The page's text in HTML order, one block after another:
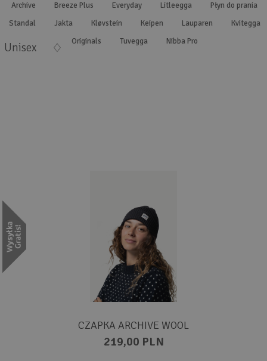
Archive
Breeze Plus Everyday Litleegga
Płyn do prania
Standal
Jakta Kløvstein Keipen Lauparen
Kvitegga
Originals
Tuvegga Nibba Pro
Unisex
CZAPKA ARCHIVE WOOL
219,00 PLN